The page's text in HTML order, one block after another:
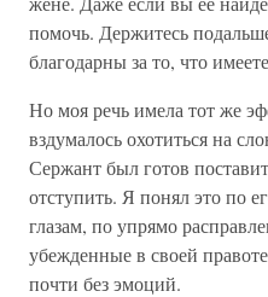
помочь. Держитесь
благодарны за то, что
Но моя речь имела тот же
вздумалось охотиться на
Сержант был готов
отступить. Я понял это по
глазам, по упрямо
убежденные в своей
почти без эмоций.